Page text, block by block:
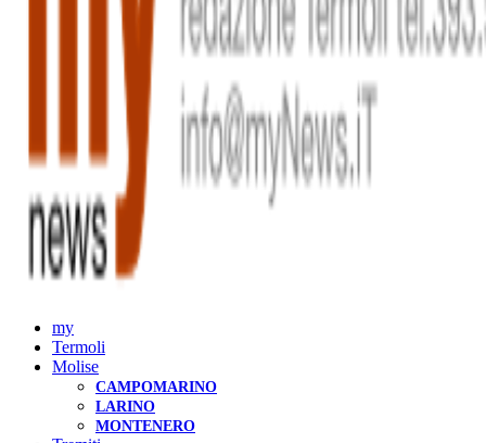
my
Termoli
Molise
CAMPOMARINO
LARINO
MONTENERO